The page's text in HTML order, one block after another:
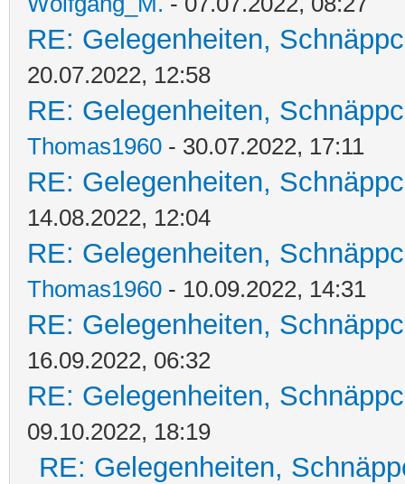
RE: Gelegenheiten,
20.07.2022, 12:58
RE: Gelegenheiten,
Thomas1960 - 30.07.2022, 17:11
RE: Gelegenheiten,
14.08.2022, 12:04
RE: Gelegenheiten,
Thomas1960 - 10.09.2022, 14:31
RE: Gelegenheiten,
16.09.2022, 06:32
RE: Gelegenheiten,
09.10.2022, 18:19
RE: Gelegenheiten,